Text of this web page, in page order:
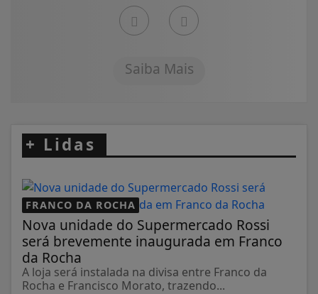
Saiba Mais
+ Lidas
FRANCO DA ROCHA
Nova unidade do Supermercado Rossi
será brevemente inaugurada em Franco
da Rocha
A loja será instalada na divisa entre Franco da
Rocha e Francisco Morato, trazendo...